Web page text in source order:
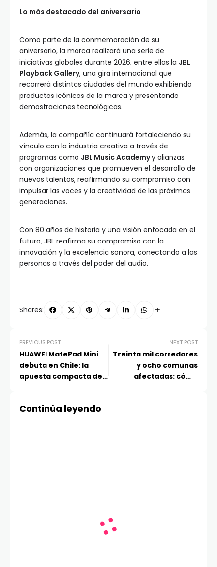
Lo más destacado del aniversario
Como parte de la conmemoración de su
aniversario, la marca realizará una serie de
iniciativas globales durante 2026, entre ellas la JBL
Playback Gallery, una gira internacional que
recorrerá distintas ciudades del mundo exhibiendo
productos icónicos de la marca y presentando
demostraciones tecnológicas.
Además, la compañía continuará fortaleciendo su
vínculo con la industria creativa a través de
programas como JBL Music Academyy alianzas
con organizaciones que promueven el desarrollo de
nuevos talentos, reafirmando su compromiso con
impulsar las voces y la creatividad de las próximas
generaciones.
Con 80 años de historia y una visión enfocada en el
futuro, JBL reafirma su compromiso con la
innovación y la excelencia sonora, conectando a las
personas a través del poder del audio.
Shares:
PREVIOUS POST
HUAWEI MatePad Mini
debuta en Chile: la
apuesta compacta de
NEXT POST
Treinta mil corredores
y ocho comunas
afectadas: cómo
Continúa leyendo